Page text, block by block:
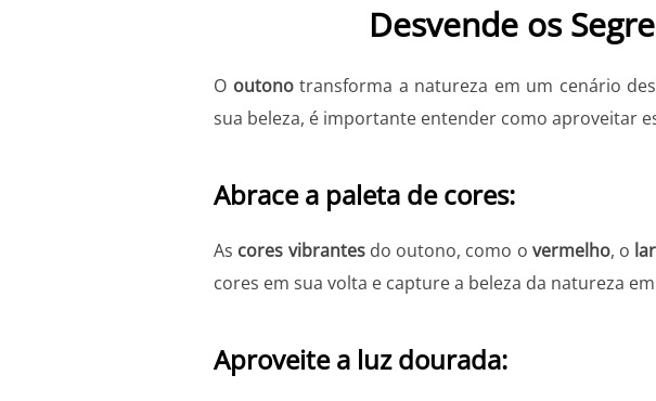
Desvende os
O outonotransforma a natureza em um cenário
sua beleza, é importante entender como aproveitar
Abrace a paleta de cores:
As cores vibrantesdo outono, como o vermelho, o
cores em sua volta e capture a beleza da natureza
Aproveite a luz dourada: